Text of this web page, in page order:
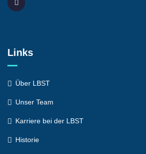
Links
Über LBST
Unser Team
Karriere bei der LBST
Historie